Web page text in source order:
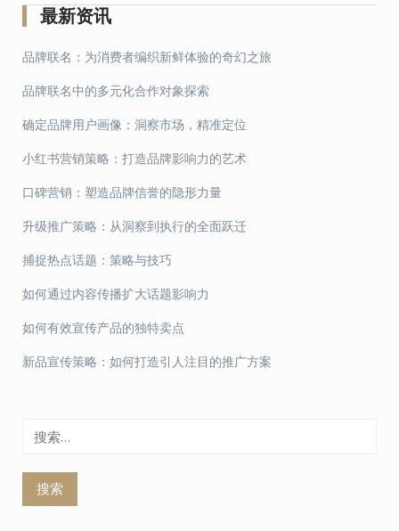
章
导
航
最新资讯
品牌联名：为消费者编织新鲜体验的奇幻之旅
品牌联名中的多元化合作对象探索
确定品牌用户画像：洞察市场，精准定位
小红书营销策略：打造品牌影响力的艺术
口碑营销：塑造品牌信誉的隐形力量
升级推广策略：从洞察到执行的全面跃迁
捕捉热点话题：策略与技巧
如何通过内容传播扩大话题影响力
如何有效宣传产品的独特卖点
新品宣传策略：如何打造引人注目的推广方案